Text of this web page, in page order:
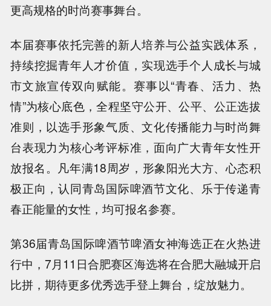
更高规格的时尚赛事舞台。
本届赛事依托完善的新人培养与公益实践体系，
持续挖掘青年人才价值，实现选手个人成长与城
市文旅宣传双向赋能。赛事以“青春、活力、热
情”为核心底色，全程坚守公开、公平、公正选拔
准则，以选手形象气质、文化传播能力与时尚舞
台表现力为核心考评标准，面向广大青年女性开
放报名。凡年满18周岁，形象阳光大方、心态积
极正向，认同青岛国际啤酒节文化、乐于传递青
春正能量的女性，均可报名参赛。
第36届青岛国际啤酒节啤酒女神海选正在火热进
行中，7月11日合肥赛区海选将在合肥大融城开启
比拼，期待更多优秀选手登上舞台，绽放魅力。